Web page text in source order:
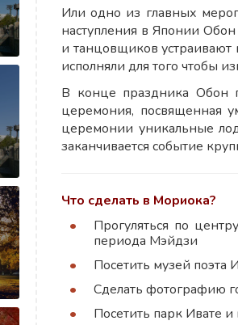
Или одно из главных
наступления в Японии
и танцовщиков
исполняли для того чтобы
В конце праздника Обон
церемония, посвященная
церемонии уникальные
заканчивается событие
Что сделать в Мориока?
Прогуляться по
периода Мэйдзи
Посетить музей поэта
Сделать фотографию
Посетить парк Ивате